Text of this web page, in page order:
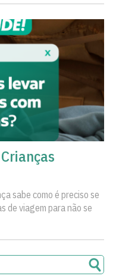
sabe como é preciso se
de viagem para não se